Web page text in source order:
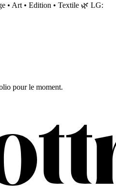
• Art • Edition • Textile 🌿 LG:
pour le moment.